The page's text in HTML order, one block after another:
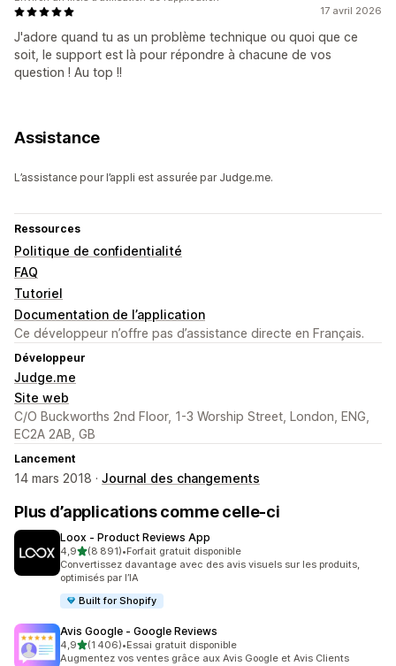
17 avril 2026
J'adore quand tu as un problème technique ou quoi que ce
soit, le support est là pour répondre à chacune de vos
question ! Au top !!
Assistance
L’assistance pour l’appli est assurée par Judge.me.
Ressources
Politique de confidentialité
FAQ
Tutoriel
Documentation de l’application
Ce développeur n’offre pas d’assistance directe en Français.
Développeur
Judge.me
Site web
C/O Buckworths 2nd Floor, 1-3 Worship Street, London, ENG,
EC2A 2AB, GB
Lancement
14 mars 2018 · Journal des changements
Plus d’applications comme celle-ci
Loox ‑ Product Reviews App
4,9étoile(s) sur 5
(8 891)
8891 avis au total
•Forfait gratuit disponible
Convertissez davantage avec des avis visuels sur les produits,
optimisés par l’IA
Built for Shopify
Avis Google ‑ Google Reviews
4,9étoile(s) sur 5
(1 406)
1406 avis au total
•Essai gratuit disponible
Augmentez vos ventes grâce aux Avis Google et Avis Clients